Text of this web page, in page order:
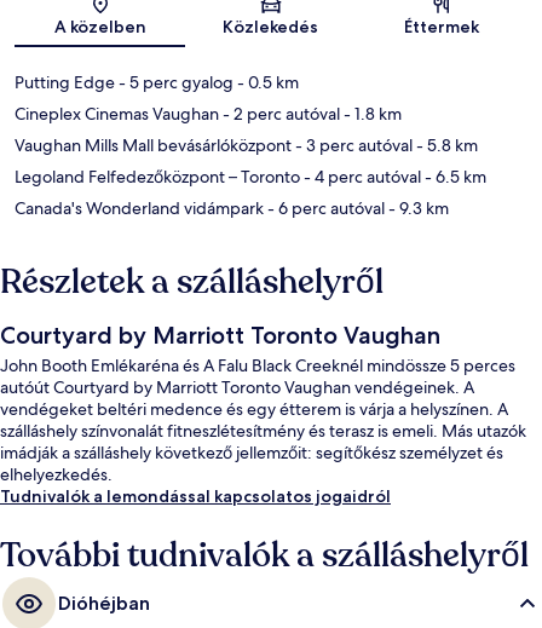
Térkép
A közelben Közlekedés Éttermek
Putting Edge- 5 perc gyalog - 0.5 km
Cineplex Cinemas Vaughan- 2 perc autóval- 1.8 km
Vaughan Mills Mall bevásárlóközpont- 3 perc autóval- 5.8 km
Legoland Felfedezőközpont – Toronto- 4 perc autóval- 6.5 km
Canada's Wonderland vidámpark- 6 perc autóval- 9.3 km
Részletek a szálláshelyről
Courtyard by Marriott Toronto Vaughan
John Booth Emlékaréna és A Falu Black Creeknél mindössze 5 perces
autóút Courtyard by Marriott Toronto Vaughan vendégeinek. A
vendégeket beltéri medence és egy étterem is várja a helyszínen. A
szálláshely színvonalát fitneszlétesítmény és terasz is emeli. Más utazók
imádják a szálláshely következő jellemzőit: segítőkész személyzet és
elhelyezkedés.
Tudnivalók a lemondással kapcsolatos jogaidról
További tudnivalók a szálláshelyről
Dióhéjban